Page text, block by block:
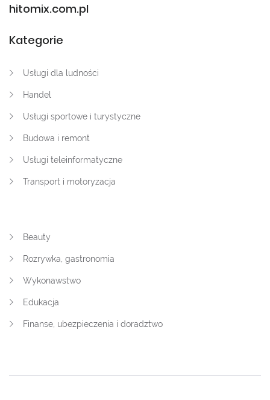
hitomix.com.pl
Kategorie
Usługi dla ludności
Handel
Usługi sportowe i turystyczne
Budowa i remont
Usługi teleinformatyczne
Transport i motoryzacja
Beauty
Rozrywka, gastronomia
Wykonawstwo
Edukacja
Finanse, ubezpieczenia i doradztwo